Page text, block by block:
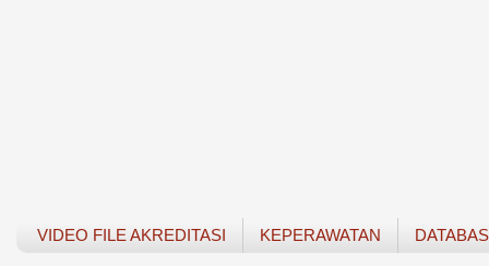
VIDEO FILE AKREDITASI KEPERAWATAN